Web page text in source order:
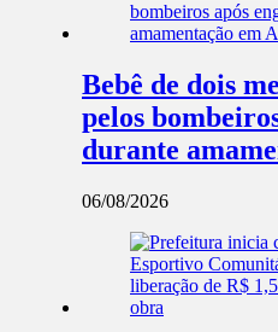
Bebê de dois
pelos
durante
06/08/2026